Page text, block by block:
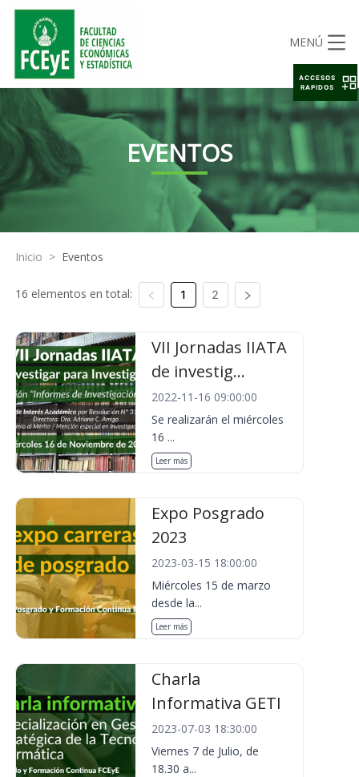
MENÚ
EVENTOS
Inicio > Eventos
16 elementos en total: 1 2
VII Jornadas IIATA
de investig...
2022-11-16 09:00:00
Se realizarán el miércoles
16 ...
Leer más
Expo Posgrado
2023
2023-03-15 18:00:00
Miércoles 15 de marzo
desde la...
Leer más
Charla
Informativa GETI
2023-07-03 18:30:00
Viernes 7 de Julio, de
18.30 a...
ACCESOS
RAPIDOS